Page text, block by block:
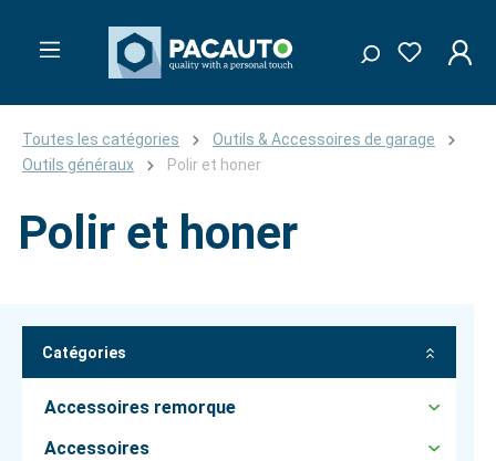
Toutes les catégories
Outils & Accessoires de garage
Outils généraux
Polir et honer
Polir et honer
Catégories
Accessoires remorque
Accessoires